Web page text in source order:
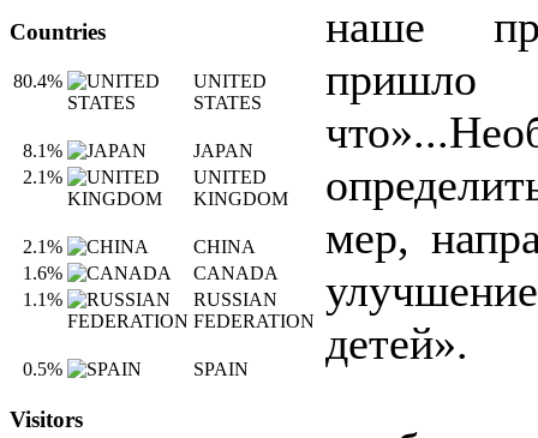
Countries
80.4%
UNITED
STATES
8.1%
JAPAN
2.1%
UNITED
KINGDOM
2.1%
CHINA
1.6%
CANADA
1.1%
RUSSIAN
FEDERATION
0.5% SPAIN
Visitors
наше
пришло
мер,
детей».